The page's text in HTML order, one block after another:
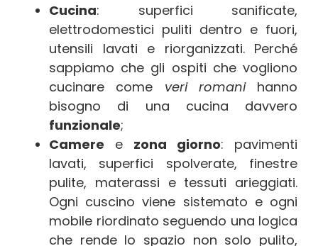
Cucina: superfici sanificate,
elettrodomestici puliti dentro e fuori,
utensili lavati e riorganizzati. Perché
sappiamo che gli ospiti che vogliono
cucinare come veri romanihanno
bisogno di una cucina davvero
funzionale;
Camere e zona giorno: pavimenti
lavati, superfici spolverate, finestre
pulite, materassi e tessuti arieggiati.
Ogni cuscino viene sistemato e ogni
mobile riordinato seguendo una logica
che rende lo spazio non solo pulito,